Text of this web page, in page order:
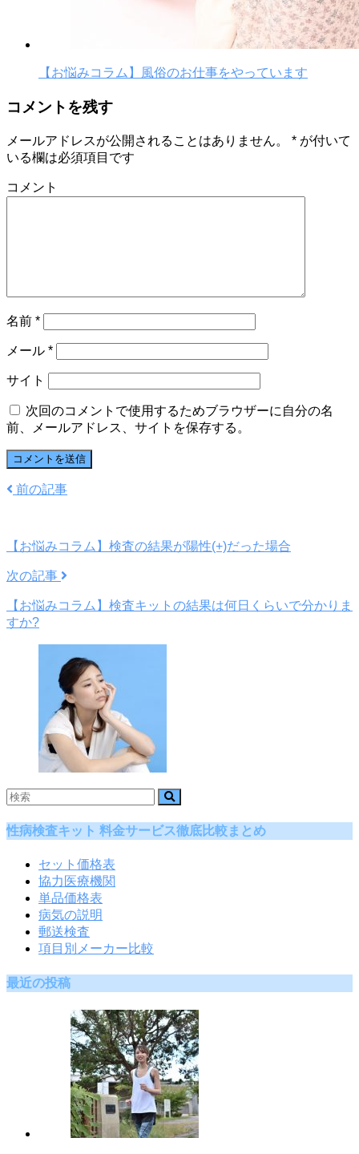
【お悩みコラム】風俗のお仕事をやっています
コメントを残す
メールアドレスが公開されることはありません。 * が付いて
いる欄は必須項目です
コメント
名前 *
メール *
サイト
次回のコメントで使用するためブラウザーに自分の名
前、メールアドレス、サイトを保存する。
前の記事
【お悩みコラム】検査の結果が陽性(+)だった場合
次の記事
【お悩みコラム】検査キットの結果は何日くらいで分かりま
すか?
性病検査キット 料金サービス徹底比較まとめ
セット価格表
協力医療機関
単品価格表
病気の説明
郵送検査
項目別メーカー比較
最近の投稿